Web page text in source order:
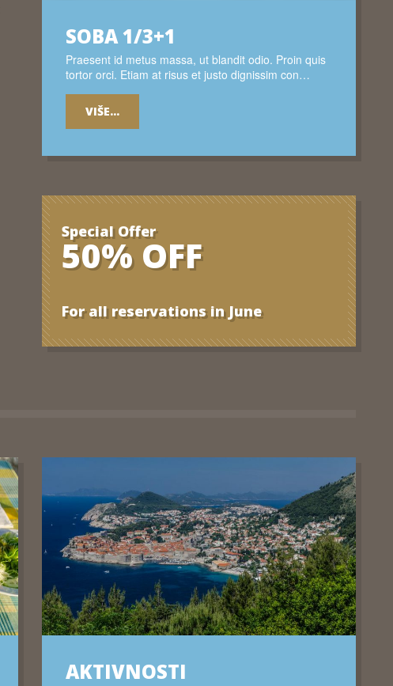
SOBA 1/3+1
Praesent id metus massa, ut blandit odio. Proin quis
tortor orci. Etiam at risus et justo dignissim con…
VIŠE...
Special Offer
50% OFF
For all reservations in June
AKTIVNOSTI